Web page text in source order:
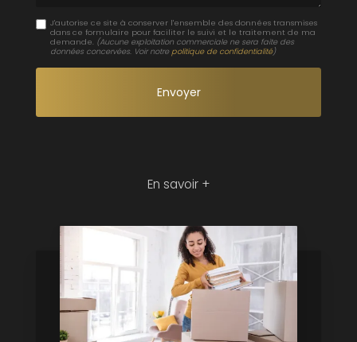
J'autorise ce site à conserver l'ensemble des données transmises
dans ce formulaire pour faciliter le suivi et le traitement de ma
demande. (Aucune exploitation commerciale ne sera faite des
données concervées. Voir notre politique de confidentialité)
En savoir +